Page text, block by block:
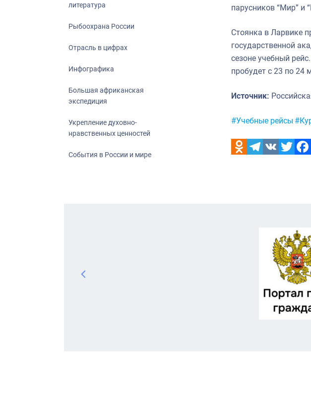
литература
Рыбоохрана России
Отрасль в цифрах
Инфографика
Большая африканская
экспедиция
Укрепление духовно-
нравственных ценностей
События в России и мире
парусников “Мир” и
Стоянка в Ларвике
государственной
сезоне учебный
пробудет с 23 по 24
Источник:
Метки:
#Учебные рейсы